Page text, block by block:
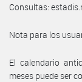
Consultas:
Nota para los
El calendario
meses puede ser